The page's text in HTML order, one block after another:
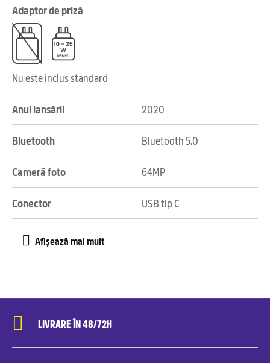
Adaptor de priză
Nu este inclus standard
Anul lansării 2020
Bluetooth Bluetooth 5.0
Cameră foto 64MP
Conector USB tip C
LIVRARE ÎN 48/72H